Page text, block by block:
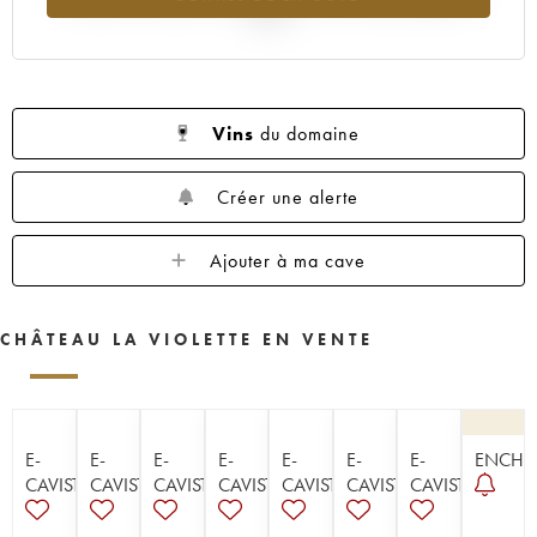
Vins du domaine
Créer une alerte
Ajouter à ma cave
CHÂTEAU LA VIOLETTE EN VENTE
E-
CAVISTE
E-
CAVISTE
E-
CAVISTE
E-
CAVISTE
E-
CAVISTE
E-
CAVISTE
E-
CAVISTE